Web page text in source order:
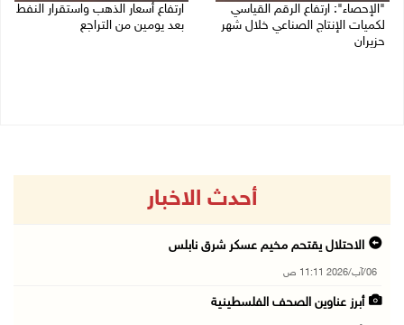
"الإحصاء": ارتفاع الرقم القياسي
لكميات الإنتاج الصناعي خلال شهر
حزيران
ارتفاع أسعار الذهب واستقرار النفط
بعد يومين من التراجع
أحدث الاخبار
الاحتلال يقتحم مخيم عسكر شرق نابلس
06/آب/2026 11:11 ص
أبرز عناوين الصحف الفلسطينية